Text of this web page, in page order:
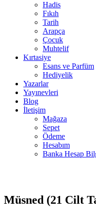
Hadis
Fıkıh
Tarih
Arapça
Çocuk
Muhtelif
Kırtasiye
Esans ve Parfüm
Hediyelik
Yazarlar
Yayınevleri
Blog
İletişim
Mağaza
Sepet
Ödeme
Hesabım
Banka Hesap
Müsned (21 Cilt